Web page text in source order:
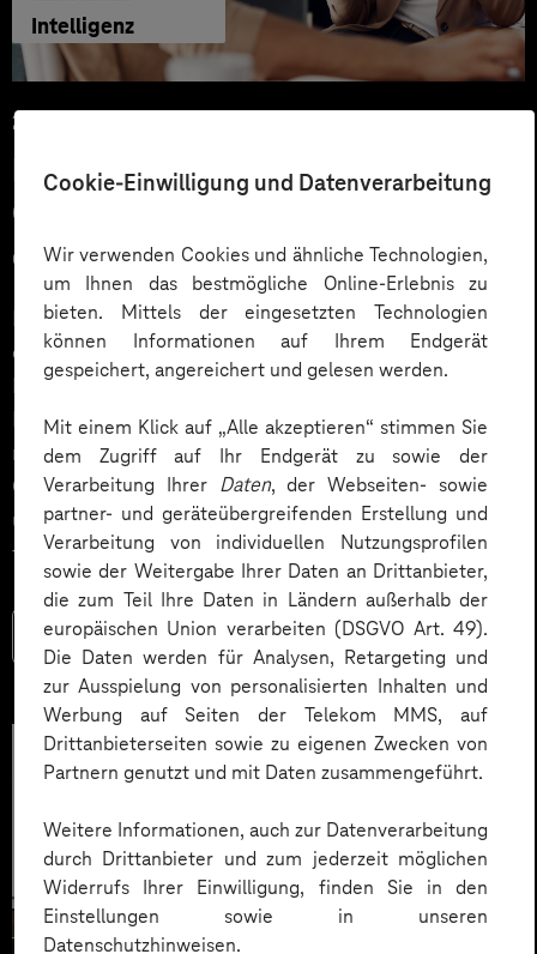
Cookie-Einwilligung und Datenverarbeitung
Wir verwenden Cookies und ähnliche Technologien,
um Ihnen das bestmögliche Online-Erlebnis zu
bieten. Mittels der eingesetzten Technologien
können Informationen auf Ihrem Endgerät
gespeichert, angereichert und gelesen werden.
Mit einem Klick auf „Alle akzeptieren“ stimmen Sie
dem Zugriff auf Ihr Endgerät zu sowie der
Verarbeitung Ihrer Daten, der Webseiten- sowie
partner- und geräteübergreifenden Erstellung und
Verarbeitung von individuellen Nutzungsprofilen
sowie der Weitergabe Ihrer Daten an Drittanbieter,
die zum Teil Ihre Daten in Ländern außerhalb der
europäischen Union verarbeiten (DSGVO Art. 49).
Die Daten werden für Analysen, Retargeting und
zur Ausspielung von personalisierten Inhalten und
Werbung auf Seiten der Telekom MMS, auf
Drittanbieterseiten sowie zu eigenen Zwecken von
Partnern genutzt und mit Daten zusammengeführt.
Weitere Informationen, auch zur Datenverarbeitung
durch Drittanbieter und zum jederzeit möglichen
Widerrufs Ihrer Einwilligung, finden Sie in den
Einstellungen sowie in unseren
Datenschutzhinweisen.
Intelligenz
29.06.2026
KI‑Agenten im HR: Konkrete Use
Cases, KPIs und Governance
entlang der Employee Journey
KI‑Agenten im HR sind mehr als Chatbots: Sie
orchestrieren Prozesse entlang der gesamten
Employee Journey und schaffen messbaren Business
Impact. Der Beitrag zeigt konkrete Use Cases,
relevante KPIs für den Mittelstand sowie
Governance‑Leitplanken zu EU AI Act und DSGVO –
und liefert ein praxisnahes Priorisierungsframework
für HR‑Entscheider*innen.
Mehr lesen